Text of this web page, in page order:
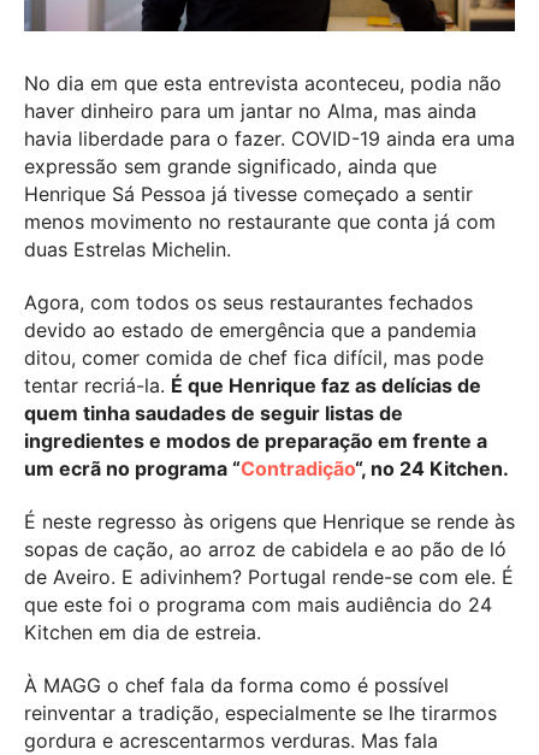
No dia em que esta entrevista aconteceu, podia não
haver dinheiro para um jantar no Alma, mas ainda
havia liberdade para o fazer. COVID-19 ainda era uma
expressão sem grande significado, ainda que
Henrique Sá Pessoa já tivesse começado a sentir
menos movimento no restaurante que conta já com
duas Estrelas Michelin.
Agora, com todos os seus restaurantes fechados
devido ao estado de emergência que a pandemia
ditou, comer comida de chef fica difícil, mas pode
tentar recriá-la. É que Henrique faz as delícias de
quem tinha saudades de seguir listas de
ingredientes e modos de preparação em frente a
um ecrã no programa “Contradição“, no 24 Kitchen.
É neste regresso às origens que Henrique se rende às
sopas de cação, ao arroz de cabidela e ao pão de ló
de Aveiro. E adivinhem? Portugal rende-se com ele. É
que este foi o programa com mais audiência do 24
Kitchen em dia de estreia.
À MAGG o chef fala da forma como é possível
reinventar a tradição, especialmente se lhe tirarmos
gordura e acrescentarmos verduras. Mas fala